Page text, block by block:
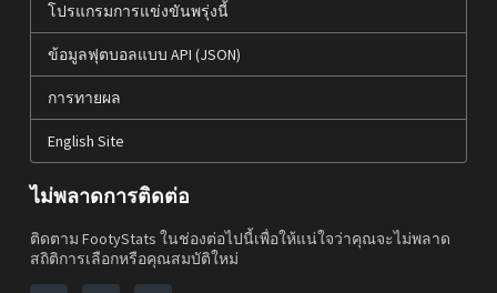
โปรแกรมการแข่งขันพรุ่งนี้
ข้อมูลฟุตบอลแบบ API (JSON)
การทายผล
English Site
ไม่พลาดการติดต่อ
ติดตาม FootyStats ในช่องต่อไปนี้เพื่อให้แน่ใจว่าคุณจะไม่พลาด
สถิติการเลือกหรือคุณสมบัติใหม่